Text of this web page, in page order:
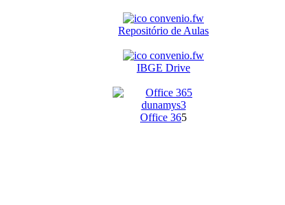
Repositório de Aulas
IBGE Drive
Office 365